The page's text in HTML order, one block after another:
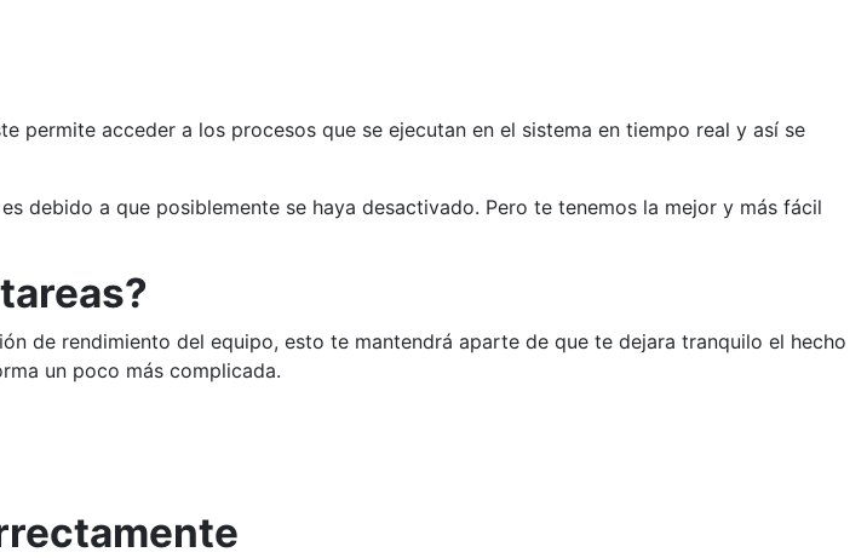
permite acceder a los procesos que se ejecutan en el sistema en tiempo real y así se
debido a que posiblemente se haya desactivado. Pero te tenemos la mejor y más fácil
de rendimiento del equipo, esto te mantendrá aparte de que te dejara tranquilo el hecho
un poco más complicada.